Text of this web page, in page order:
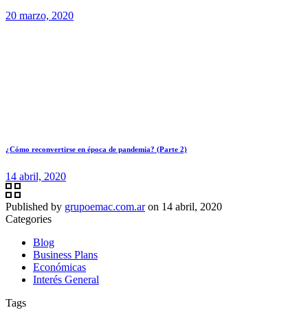
20 marzo, 2020
¿Cómo reconvertirse en época de pandemia? (Parte 2)
14 abril, 2020
Published by grupoemac.com.ar on 14 abril, 2020
Categories
Blog
Business Plans
Económicas
Interés General
Tags